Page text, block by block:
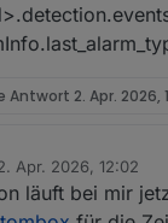
.. mit low priority.
Antwort 2. Apr. 2026,
Apr. 2026, 12:02
von
läuft bei mir